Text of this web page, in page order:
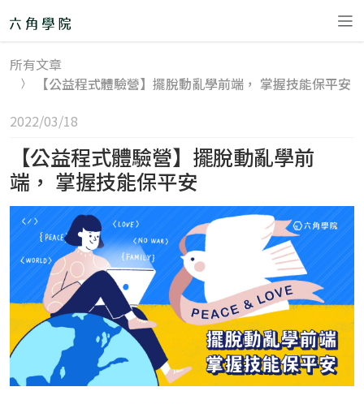
精選課程
直播班 🎙
30 天軟體工程師
體驗營
後端工程師體驗
Node.js+雲端：
後端就業培訓班&
專題班
【後端工程師學
程】Node.js 直播
所有文章
【公益程式體驗營】擺脫動亂學前端， 掌握技能保平安
2022/03/18
【公益程式體驗營】擺脫動亂學前
端， 掌握技能保平安